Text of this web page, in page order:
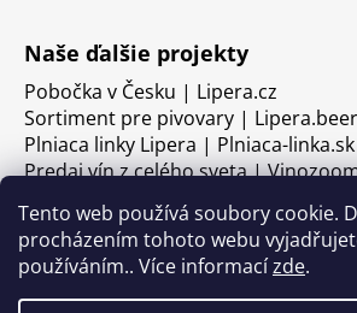
Tento web používá soubory cookie.
procházením tohoto webu
používáním.. Více informacízde.
Naše ďalšie projekty
Pobočka v Česku | Lipera.cz
Sortiment pre pivovary | Lipera.beer
Plniaca linky Lipera | Plniaca-linka.sk
Predaj vín z celého sveta |